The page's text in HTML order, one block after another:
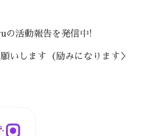
の活動報告を発信中!
いします（励みになります＞